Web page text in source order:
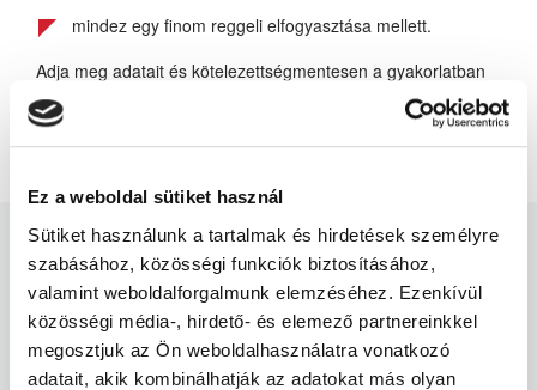
Ez a weboldal sütiket használ
Sütiket használunk a tartalmak és hirdetések személyre
szabásához, közösségi funkciók biztosításához,
valamint weboldalforgalmunk elemzéséhez. Ezenkívül
közösségi média-, hirdető- és elemező partnereinkkel
megosztjuk az Ön weboldalhasználatra vonatkozó
adatait, akik kombinálhatják az adatokat más olyan
mindez egy finom reggeli elfogyasztása mellett.
Adja meg adatait és kötelezettségmentesen a gyakorlatban
is megtapasztalhatja, hogyan működünk.
http://jelentkezes.bni-medialis.hu
Links
Hogyan csatlakozhat?